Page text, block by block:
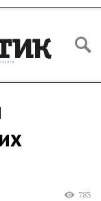
783